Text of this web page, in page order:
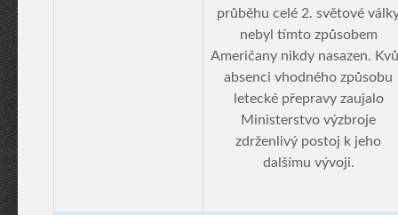
průběhu celé 2. světové
nebyl tímto způsobem
Američany nikdy nasazen.
absenci vhodného způsobu
letecké přepravy zaujalo
Ministerstvo výzbroje
zdrženlivý postoj k jeho
dalšímu vývoji.